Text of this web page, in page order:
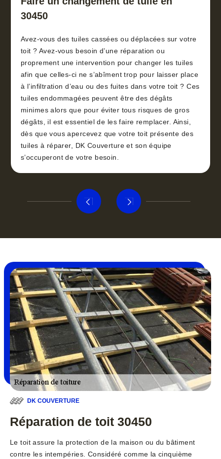
30450
Avez-vous des tuiles cassées ou déplacées sur votre
toit ? Avez-vous besoin d’une réparation ou
proprement une intervention pour changer les tuiles
afin que celles-ci ne s’abîment trop pour laisser place
à l’infiltration d’eau ou des fuites dans votre toit ? Ces
tuiles endommagées peuvent être des dégâts
minimes alors que pour éviter tous risques de gros
dégâts, il est essentiel de les faire remplacer. Ainsi,
dès que vous apercevez que votre toit présente des
tuiles à réparer, DK Couverture et son équipe
s’occuperont de votre besoin.
DK COUVERTURE
Réparation de toit 30450
Le toit assure la protection de la maison ou du bâtiment
contre les intempéries. Considéré comme la cinquième